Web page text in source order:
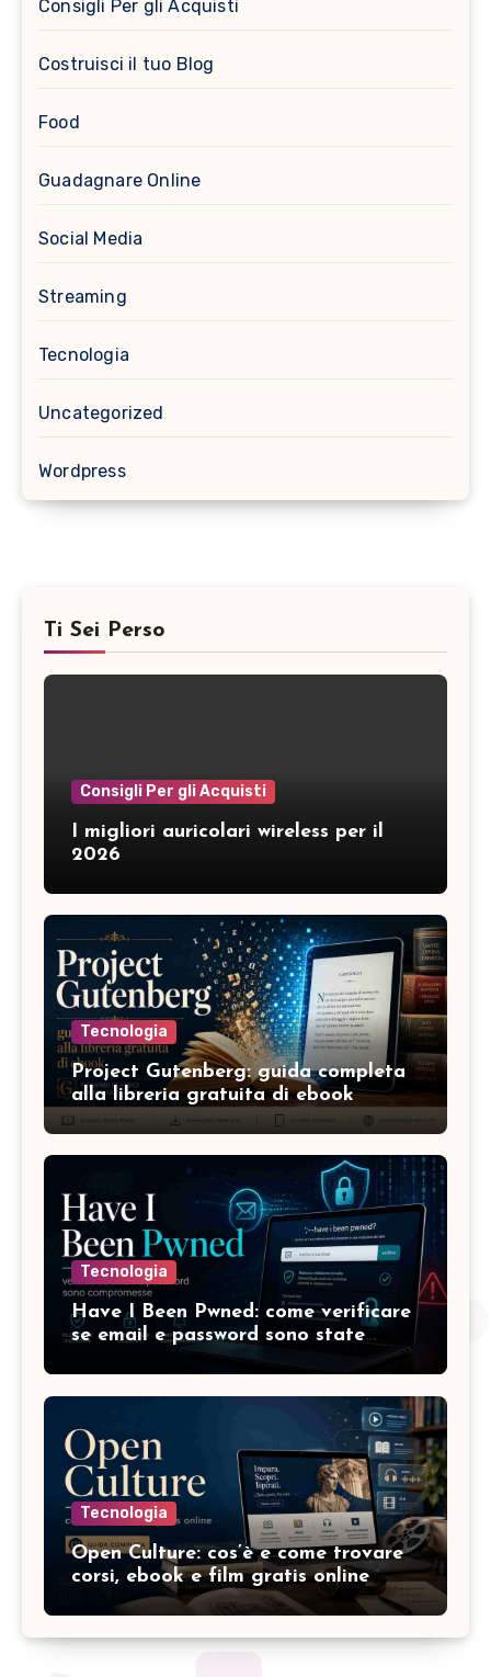
Consigli Per gli Acquisti
Costruisci il tuo Blog
Food
Guadagnare Online
Social Media
Streaming
Tecnologia
Uncategorized
Wordpress
Ti Sei Perso
Consigli Per gli Acquisti
I migliori auricolari wireless per il
2026
Tecnologia
Project Gutenberg: guida completa
alla libreria gratuita di ebook
Tecnologia
Have I Been Pwned: come verificare
se email e password sono state
Tecnologia
Open Culture: cos’è e come trovare
corsi, ebook e film gratis online